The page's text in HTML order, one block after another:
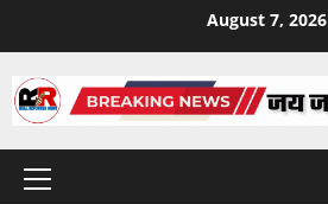
content
August 7, 2026
Primary